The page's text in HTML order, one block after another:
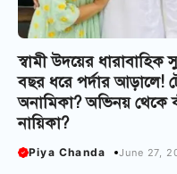
স্বামী উদয়ের
বছর ধরে পর্দার আড়ালে!
অনামিকা? অভিনয় থেকে
নায়িকা?
Piya Chanda June 27,